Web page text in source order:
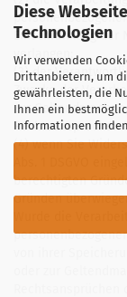
Diese
Technologien
Wir verwenden
Drittanbietern, um
gewährleisten, die
Ihnen ein
Informationen
Einschränkung der
verlangen;
(3) der
Zwecke der
zur
Rechtsansprüchen
(4) wenn Sie
Abs. 1 DSGVO
berechtigten
Gründen
Wurde die
von ihrer